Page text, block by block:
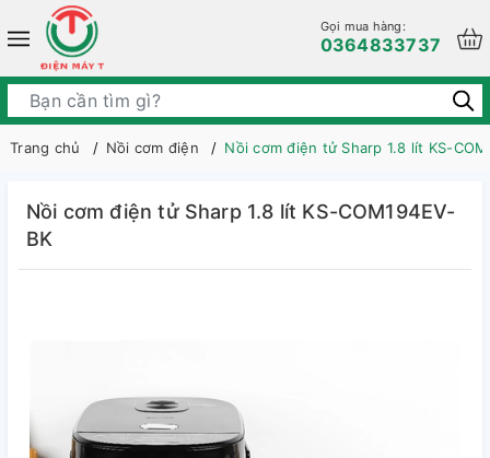
Gọi mua hàng:
0364833737
Trang chủ Nồi cơm điện Nồi cơm điện tử Sharp 1.8 lít KS-
Nồi cơm điện tử Sharp 1.8 lít KS-COM194EV-
BK